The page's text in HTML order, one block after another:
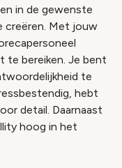
in de gewenste
creëren. Met jouw
te bereiken. Je bent
te
hebt
detail. Daarnaast
hoog in het